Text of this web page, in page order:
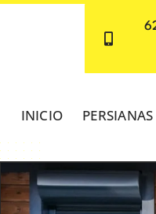
INICIO PERSIANAS